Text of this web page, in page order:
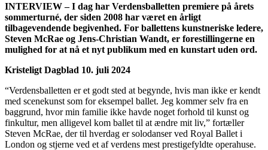
INTERVIEW – I dag har Verdensballetten premiere på årets
sommerturné, der siden 2008 har været en årligt
tilbagevendende begivenhed. For ballettens kunstneriske ledere,
Steven McRae og Jens-Christian Wandt, er forestillingerne en
mulighed for at nå et nyt publikum med en kunstart uden ord.
Kristeligt Dagblad 10. juli 2024
“Verdensballetten er et godt sted at begynde, hvis man ikke er kendt
med scenekunst som for eksempel ballet. Jeg kommer selv fra en
baggrund, hvor min familie ikke havde noget forhold til kunst og
finkultur, men alligevel kom ballet til at ændre mit liv,” fortæller
Steven McRae, der til hverdag er solodanser ved Royal Ballet i
London og stjerne ved et af verdens mest prestigefyldte operahuse.